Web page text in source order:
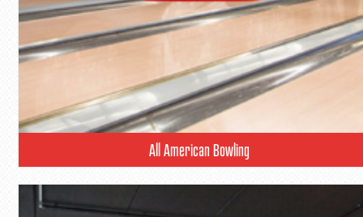
All American Bowling